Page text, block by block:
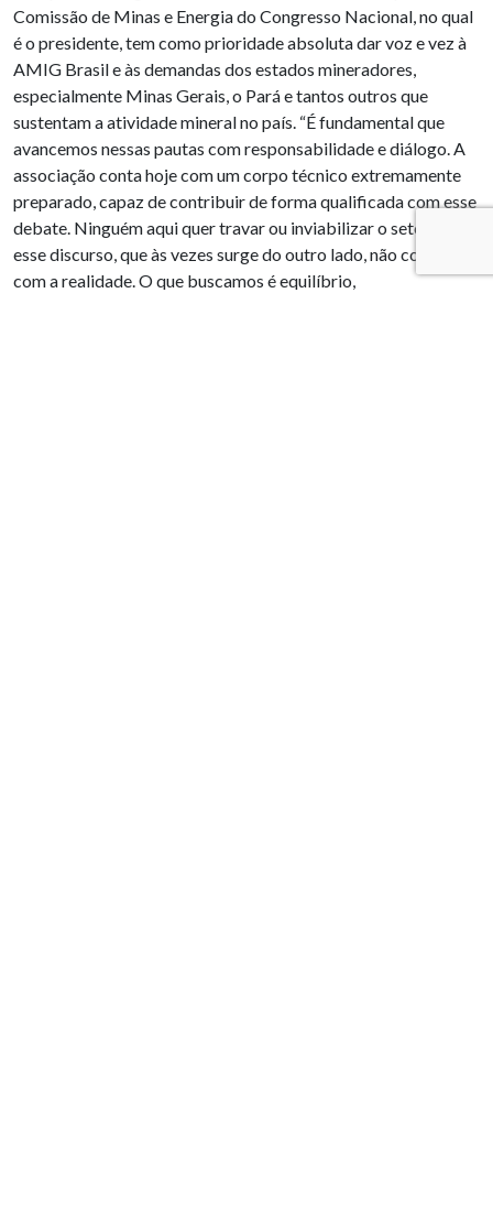
Comissão de Minas e Energia do Congresso Nacional, no qual
é o presidente, tem como prioridade absoluta dar voz e vez à
AMIG Brasil e às demandas dos estados mineradores,
especialmente Minas Gerais, o Pará e tantos outros que
sustentam a atividade mineral no país. “É fundamental que
avancemos nessas pautas com responsabilidade e diálogo. A
associação conta hoje com um corpo técnico extremamente
preparado, capaz de contribuir de forma qualificada com esse
debate. Ninguém aqui quer travar ou inviabilizar o setor —
esse discurso, que às vezes surge do outro lado, não condiz
com a realidade. O que buscamos é equilíbrio,